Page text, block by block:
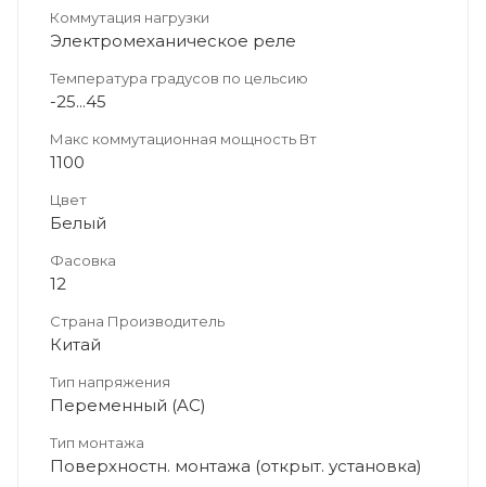
Коммутация нагрузки
Электромеханическое реле
Температура градусов по цельсию
-25...45
Макс коммутационная мощность Вт
1100
Цвет
Белый
Фасовка
12
Страна Производитель
Китай
Тип напряжения
Переменный (AC)
Тип монтажа
Поверхностн. монтажа (открыт. установка)